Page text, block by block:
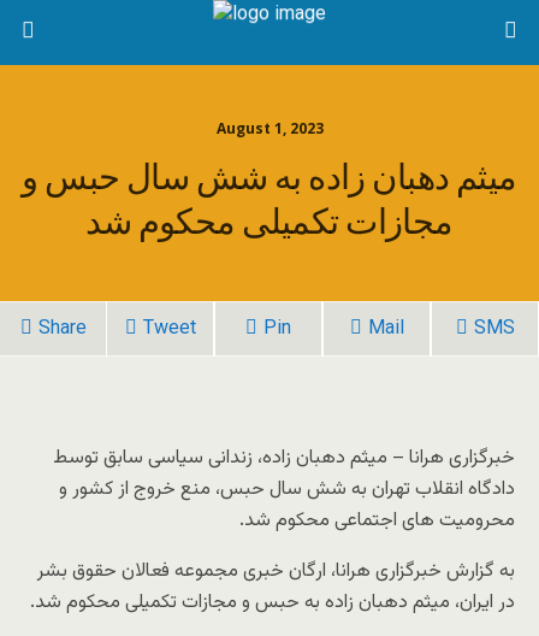
August 1, 2023
میثم دهبان زاده به شش سال حبس و
مجازات تکمیلی محکوم شد
Share Tweet Pin Mail SMS
خبرگزاری هرانا – میثم دهبان زاده، زندانی سیاسی سابق توسط
دادگاه انقلاب تهران به شش سال حبس، منع خروج از کشور و
محرومیت های اجتماعی محکوم شد.
به گزارش خبرگزاری هرانا، ارگان خبری مجموعه فعالان حقوق بشر
در ایران، میثم دهبان زاده به حبس و مجازات تکمیلی محکوم شد.